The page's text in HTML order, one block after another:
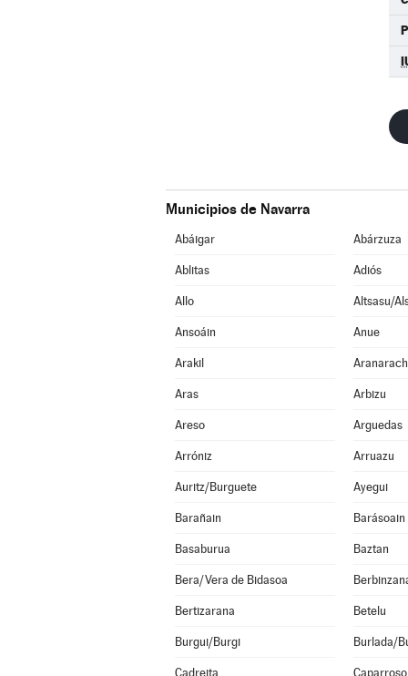
Municipios de Navarra
Abáigar Abárzuza
Ablitas Adiós
Allo Altsasu/
Ansoáin Anue
Arakil
Aras Arbizu
Areso Arguedas
Arróniz Arruazu
Auritz/Burguete Ayegui
Barañain Barásoain
Basaburua Baztan
Bera/Vera de Bidasoa
Bertizarana Betelu
Burgui/Burgi Burlada/
Cadreita Caparroso